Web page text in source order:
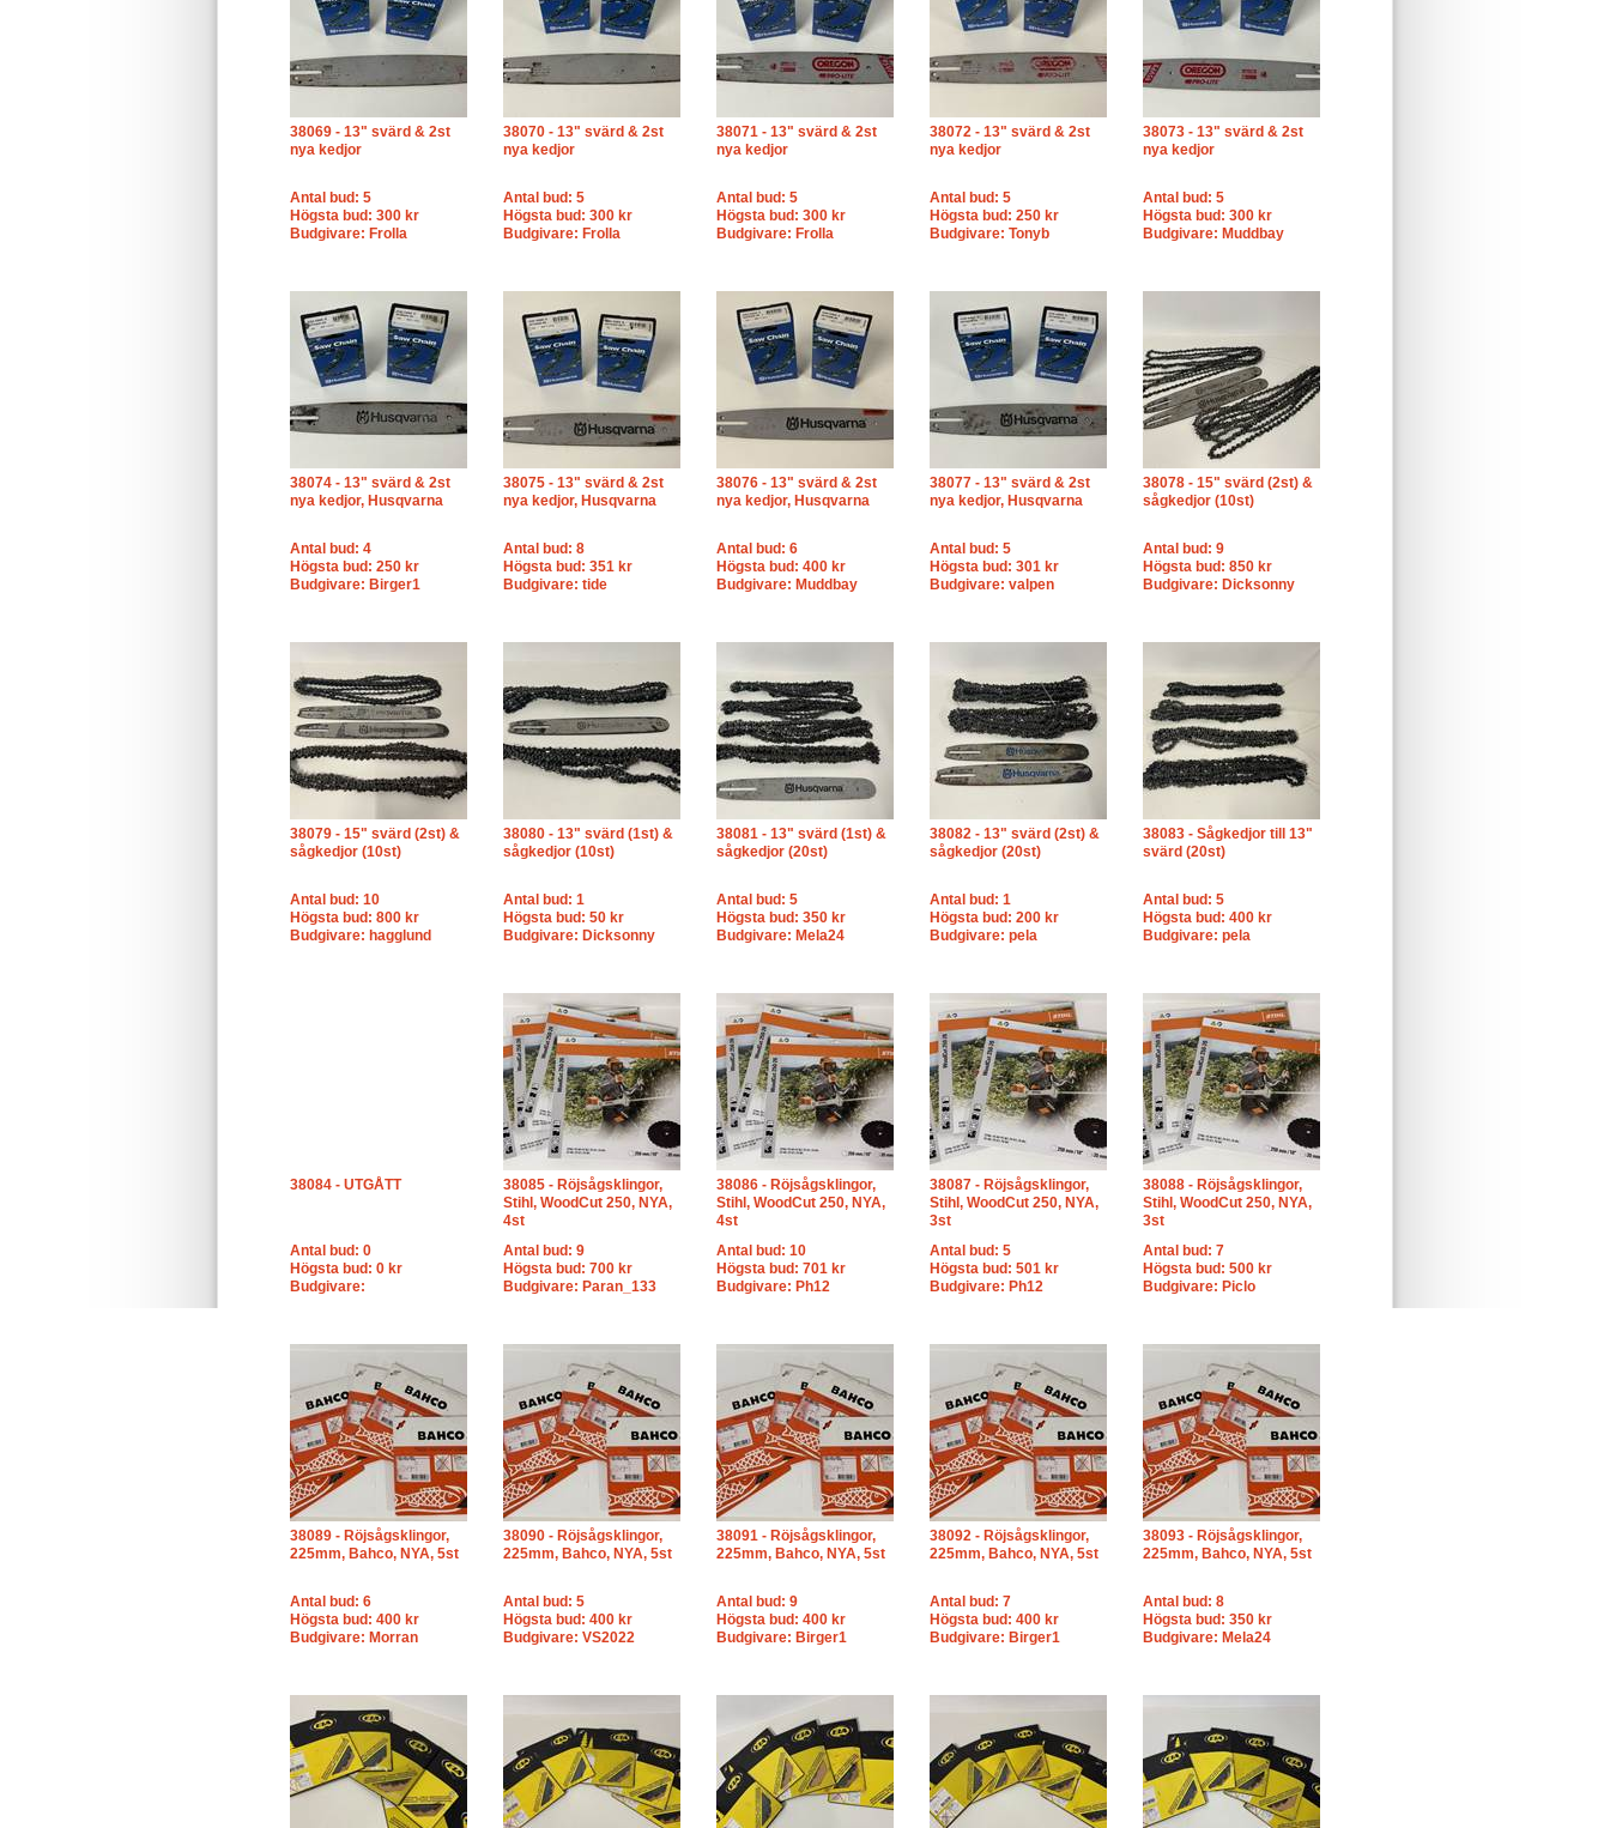
38069 - 13" svärd & 2st
nya kedjor
Antal bud: 5
Högsta bud: 300 kr
Budgivare: Frolla
38070 - 13" svärd & 2st
nya kedjor
Antal bud: 5
Högsta bud: 300 kr
Budgivare: Frolla
38071 - 13" svärd & 2st
nya kedjor
Antal bud: 5
Högsta bud: 300 kr
Budgivare: Frolla
38072 - 13" svärd & 2st
nya kedjor
Antal bud: 5
Högsta bud: 250 kr
Budgivare: Tonyb
38073 - 13" svärd & 2st
nya kedjor
Antal bud: 5
Högsta bud: 300 kr
Budgivare: Muddbay
38074 - 13" svärd & 2st
nya kedjor, Husqvarna
Antal bud: 4
Högsta bud: 250 kr
Budgivare: Birger1
38075 - 13" svärd & 2st
nya kedjor, Husqvarna
Antal bud: 8
Högsta bud: 351 kr
Budgivare: tide
38076 - 13" svärd & 2st
nya kedjor, Husqvarna
Antal bud: 6
Högsta bud: 400 kr
Budgivare: Muddbay
38077 - 13" svärd & 2st
nya kedjor, Husqvarna
Antal bud: 5
Högsta bud: 301 kr
Budgivare: valpen
38078 - 15" svärd (2st) &
sågkedjor (10st)
Antal bud: 9
Högsta bud: 850 kr
Budgivare: Dicksonny
38079 - 15" svärd (2st) &
sågkedjor (10st)
Antal bud: 10
Högsta bud: 800 kr
Budgivare: hagglund
38080 - 13" svärd (1st) &
sågkedjor (10st)
Antal bud: 1
Högsta bud: 50 kr
Budgivare: Dicksonny
38081 - 13" svärd (1st) &
sågkedjor (20st)
Antal bud: 5
Högsta bud: 350 kr
Budgivare: Mela24
38082 - 13" svärd (2st) &
sågkedjor (20st)
Antal bud: 1
Högsta bud: 200 kr
Budgivare: pela
38083 - Sågkedjor till 13"
svärd (20st)
Antal bud: 5
Högsta bud: 400 kr
Budgivare: pela
38084 - UTGÅTT
Antal bud: 0
Högsta bud: 0 kr
Budgivare:
38085 - Röjsågsklingor,
Stihl, WoodCut 250, NYA,
4st
Antal bud: 9
Högsta bud: 700 kr
Budgivare: Paran_133
38086 - Röjsågsklingor,
Stihl, WoodCut 250, NYA,
4st
Antal bud: 10
Högsta bud: 701 kr
Budgivare: Ph12
38087 - Röjsågsklingor,
Stihl, WoodCut 250, NYA,
3st
Antal bud: 5
Högsta bud: 501 kr
Budgivare: Ph12
38088 - Röjsågsklingor,
Stihl, WoodCut 250, NYA,
3st
Antal bud: 7
Högsta bud: 500 kr
Budgivare: Piclo
38089 - Röjsågsklingor,
225mm, Bahco, NYA, 5st
Antal bud: 6
Högsta bud: 400 kr
Budgivare: Morran
38090 - Röjsågsklingor,
225mm, Bahco, NYA, 5st
Antal bud: 5
Högsta bud: 400 kr
Budgivare: VS2022
38091 - Röjsågsklingor,
225mm, Bahco, NYA, 5st
Antal bud: 9
Högsta bud: 400 kr
Budgivare: Birger1
38092 - Röjsågsklingor,
225mm, Bahco, NYA, 5st
Antal bud: 7
Högsta bud: 400 kr
Budgivare: Birger1
38093 - Röjsågsklingor,
225mm, Bahco, NYA, 5st
Antal bud: 8
Högsta bud: 350 kr
Budgivare: Mela24